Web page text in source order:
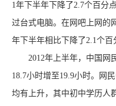
1年下半年下降了2.7个百分
过台式电脑。在网吧上网的
年下半年相比下降了2.1个百
2012年上半年，中国网民
18.7小时增至19.9小时。网
均有上升，其中初中学历人